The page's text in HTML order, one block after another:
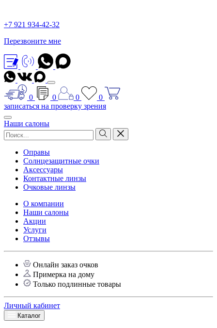
+7 921 934-42-32
Перезвоните мне
0 0 0
0
записаться на проверку зрения
Наши салоны
Оправы
Солнцезащитные очки
Аксессуары
Контактные линзы
Очковые линзы
О компании
Наши салоны
Акции
Услуги
Отзывы
Онлайн заказ очков
Примерка на дому
Только подлинные товары
Личный кабинет
Каталог